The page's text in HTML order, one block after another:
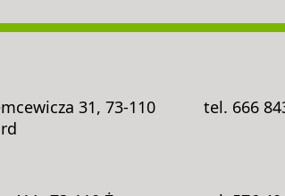
31, 73-110
tel. 666